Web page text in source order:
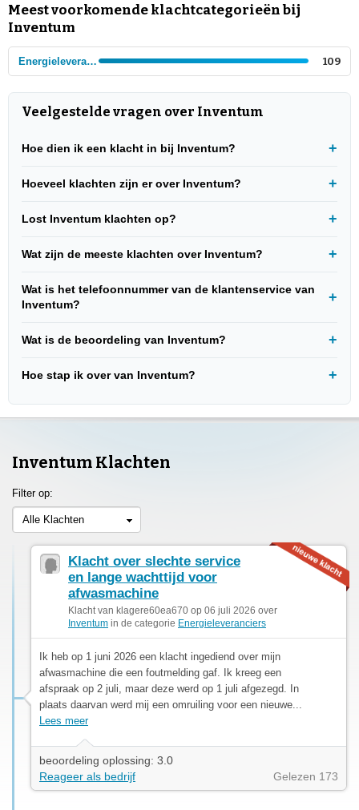
Meest voorkomende klachtcategorieën bij
Inventum
Energieleveranciers 109
Veelgestelde vragen over Inventum
Hoe dien ik een klacht in bij Inventum?
Hoeveel klachten zijn er over Inventum?
Lost Inventum klachten op?
Wat zijn de meeste klachten over Inventum?
Wat is het telefoonnummer van de klantenservice van
Inventum?
Wat is de beoordeling van Inventum?
Hoe stap ik over van Inventum?
Inventum Klachten
Filter op:
Alle Klachten
Klacht over slechte service
en lange wachttijd voor
afwasmachine
Klacht van klagere60ea670 op 06 juli 2026 over
Inventum in de categorie Energieleveranciers
Ik heb op 1 juni 2026 een klacht ingediend over mijn
afwasmachine die een foutmelding gaf. Ik kreeg een
afspraak op 2 juli, maar deze werd op 1 juli afgezegd. In
plaats daarvan werd mij een omruiling voor een nieuwe...
Lees meer
beoordeling oplossing: 3.0
Reageer als bedrijf
Gelezen 173